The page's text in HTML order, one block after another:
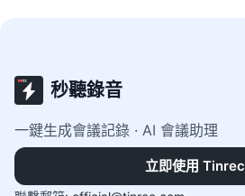
秒聽錄音
一鍵生成會議記錄 · AI 會議助理
9:00-18:00（工作日）
立即使用 Tinrec